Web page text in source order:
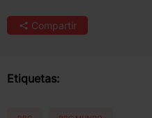
Compartir
Etiquetas: